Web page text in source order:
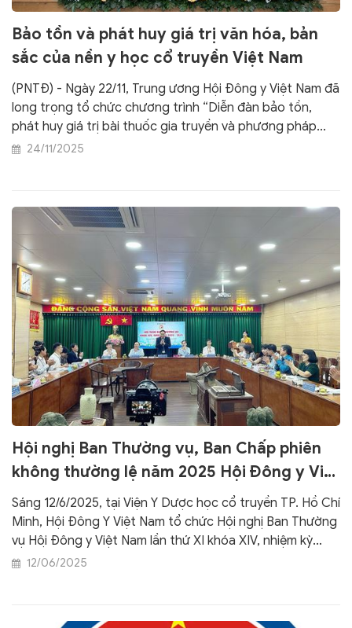
Bảo tồn và phát huy giá trị văn hóa, bản
sắc của nền y học cổ truyền Việt Nam
(PNTĐ) - Ngày 22/11, Trung ương Hội Đông y Việt Nam đã
long trọng tổ chức chương trình “Diễn đàn bảo tồn,
phát huy giá trị bài thuốc gia truyền và phương pháp
chữa bệnh độc đáo bằng y học cổ truyền phục vụ sự
24/11/2025
Hội nghị Ban Thường vụ, Ban Chấp phiên
không thường lệ năm 2025 Hội Đông y Việt
Nam khoá XIV nhiệm kỳ 2020-2025
Sáng 12/6/2025, tại Viện Y Dược học cổ truyền TP. Hồ Chí
Minh, Hội Đông Y Việt Nam tổ chức Hội nghị Ban Thường
vụ Hội Đông y Việt Nam lần thứ XI khóa XIV, nhiệm kỳ
2020-2025.
12/06/2025